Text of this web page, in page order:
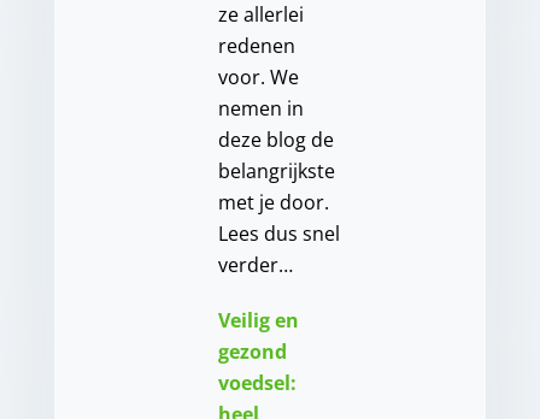
ze allerlei
redenen
voor. We
nemen in
deze blog de
belangrijkste
met je door.
Lees dus snel
verder…
Veilig en
gezond
voedsel: